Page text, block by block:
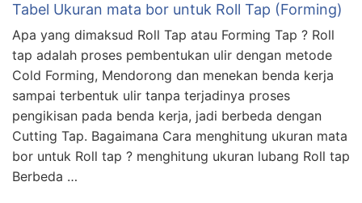
Tabel Ukuran mata bor untuk Roll Tap (Forming)
Apa yang dimaksud Roll Tap atau Forming Tap ? Roll
tap adalah proses pembentukan ulir dengan metode
Cold Forming, Mendorong dan menekan benda kerja
sampai terbentuk ulir tanpa terjadinya proses
pengikisan pada benda kerja, jadi berbeda dengan
Cutting Tap. Bagaimana Cara menghitung ukuran mata
bor untuk Roll tap ? menghitung ukuran lubang Roll tap
Berbeda …